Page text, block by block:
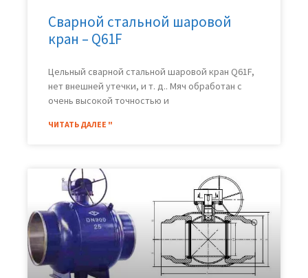
Сварной стальной шаровой
кран – Q61F
Цельный сварной стальной шаровой кран Q61F,
нет внешней утечки, и т. д.. Мяч обработан с
очень высокой точностью и
ЧИТАТЬ ДАЛЕЕ "